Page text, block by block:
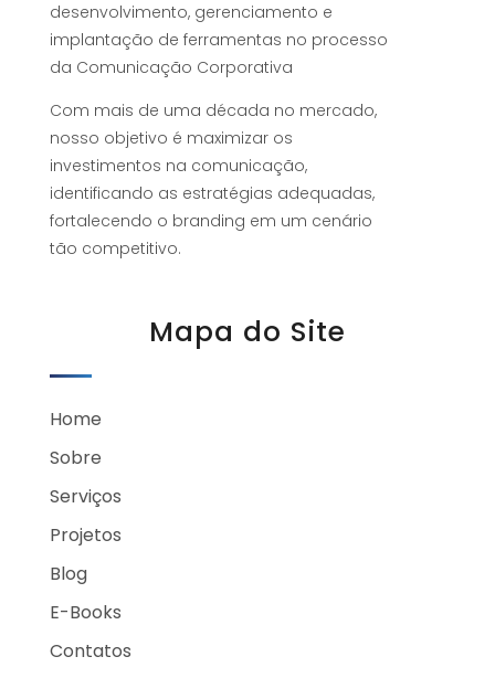
desenvolvimento, gerenciamento e
implantação de ferramentas no processo
da Comunicação Corporativa
Com mais de uma década no mercado,
nosso objetivo é maximizar os
investimentos na comunicação,
identificando as estratégias adequadas,
fortalecendo o branding em um cenário
tão competitivo.
Mapa do Site
Home
Sobre
Serviços
Projetos
Blog
E-Books
Contatos